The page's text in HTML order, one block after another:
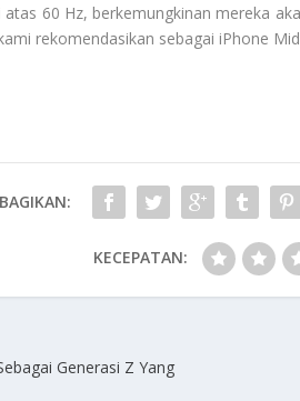
60 Hz, berkemungkinan mereka
rekomendasikan sebagai iPhone
KECEPATAN:
Generasi Z Yang